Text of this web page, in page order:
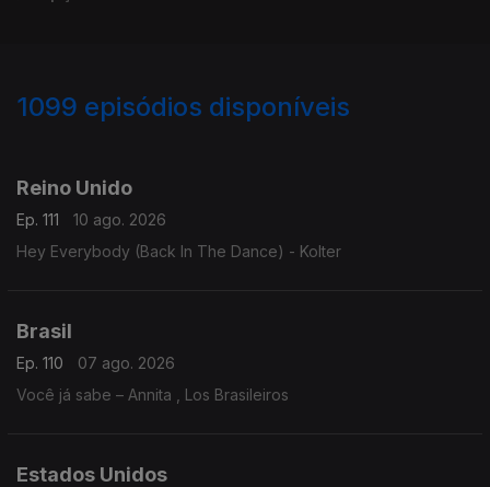
1099 episódios disponíveis
Reino Unido
Ep. 111
10 ago. 2026
Hey Everybody (Back In The Dance) - Kolter
Brasil
Ep. 110
07 ago. 2026
Você já sabe – Annita , Los Brasileiros
Estados Unidos